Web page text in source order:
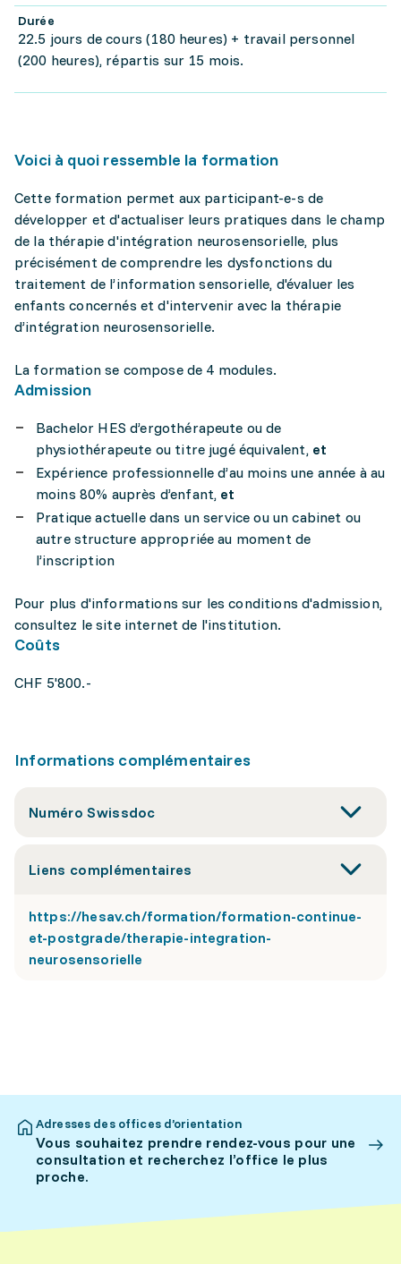
Durée
22.5 jours de cours (180 heures) + travail personnel
(200 heures), répartis sur 15 mois.
Voici à quoi ressemble la formation
Cette formation permet aux participant-e-s de
développer et d'actualiser leurs pratiques dans le champ
de la thérapie d'intégration neurosensorielle, plus
précisément de comprendre les dysfonctions du
traitement de l’information sensorielle, d'évaluer les
enfants concernés et d'intervenir avec la thérapie
d’intégration neurosensorielle.
La formation se compose de 4 modules.
Admission
Bachelor HES d’ergothérapeute ou de
physiothérapeute ou titre jugé équivalent, et
Expérience professionnelle d’au moins une année à au
moins 80% auprès d’enfant, et
Pratique actuelle dans un service ou un cabinet ou
autre structure appropriée au moment de
l’inscription
Pour plus d'informations sur les conditions d'admission,
consultez le site internet de l'institution.
Coûts
CHF 5'800.-
Informations complémentaires
Numéro Swissdoc
Liens complémentaires
https://hesav.ch/formation/formation-continue-
et-postgrade/therapie-integration-
neurosensorielle
Adresses des offices d’orientation
Vous souhaitez prendre rendez-vous pour une
consultation et recherchez l’office le plus
proche.